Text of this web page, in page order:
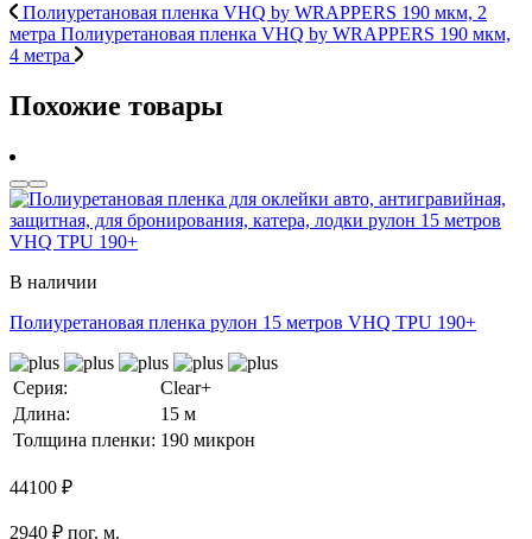
Полиуретановая пленка VHQ by WRAPPERS 190 мкм, 2
метра Полиуретановая пленка VHQ by WRAPPERS 190 мкм,
4 метра
Похожие товары
В наличии
Полиуретановая пленка рулон 15 метров VHQ TPU 190+
Серия:
Clear+
Длина:
15 м
Толщина пленки: 190 микрон
44100 ₽
2940 ₽ пог. м.